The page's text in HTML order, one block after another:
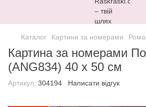
Каталог Картини за номерами
Картина за номерами
(ANG834) 40 х 50 см
Артикул: 304194 Написати відгук